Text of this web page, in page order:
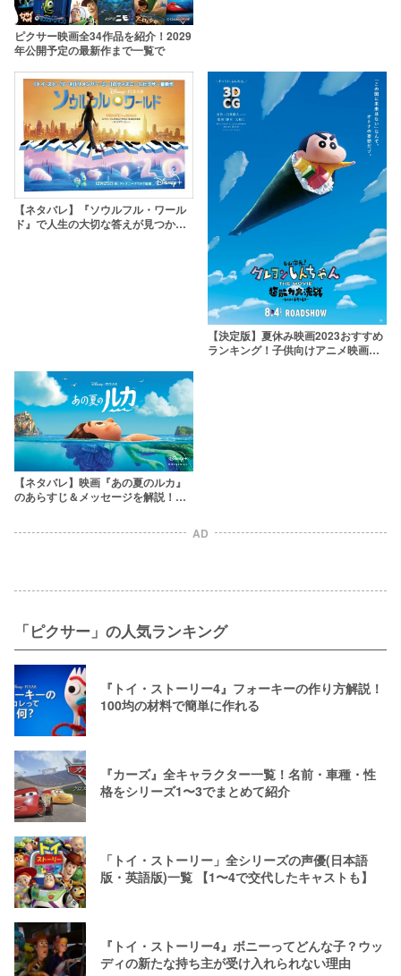
ピクサー映画全34作品を紹介！2029
年公開予定の最新作まで一覧で
【ネタバレ】『ソウルフル・ワール
ド』で人生の大切な答えが見つか
【決定版】夏休み映画2023おすすめ
ランキング！子供向けアニメ映画か
【ネタバレ】映画『あの夏のルカ』
のあらすじ＆メッセージを解説！ジ
AD
「ピクサー」の人気ランキング
『トイ・ストーリー4』フォーキーの作り方解説！
100均の材料で簡単に作れる
『カーズ』全キャラクター一覧！名前・車種・性
格をシリーズ1〜3でまとめて紹介
「トイ・ストーリー」全シリーズの声優(日本語
版・英語版)一覧 【1〜4で交代したキャストも】
『トイ・ストーリー4』ボニーってどんな子？ウッ
ディの新たな持ち主が受け入れられない理由